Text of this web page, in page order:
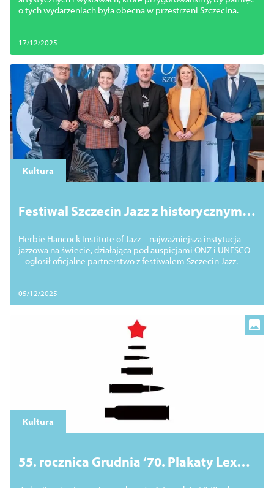
o tych wydarzeniach była obecna w przestrzeni Szczecina.
17/12/2025
Kultura
Festiwal Szczecin Jazz z historycznym
Herbie Hancock Institute of Jazz – najważniejsza instytucja
jazzowa na świecie, działająca pod auspicjami ONZ i UNESCO
– ogłosił oficjalne partnerstwo z festiwalem Szczecin Jazz.
05/12/2025
Kultura
55. rocznica Grudnia ‘70. Plakaty Lexa